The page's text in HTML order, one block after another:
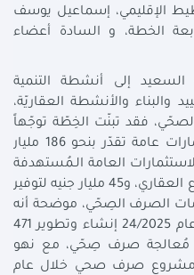
الإقليمي، إسماعيل يوسف
الخطة، و السادة أعضاء
إلى أنشطة التنمية
والبناء والأنشطة العقاريّة،
فقد تبنّت الخِطّة توجّهاً
طموحاً للتوسّع العُمراني، باستثمارات عامة تقدّر بنحو 186 مليار
من جُملة الاستثمارات العامة الـمُستهدفة
بالخِطّة، منها 50 مليار جنيه للقطاع العقاري، و45 مليار جنيه لتوفير
جنيه لخدمات الصرف الصِحّي، موضحة أنه
في هذا السياق، تستهدف خِطّة عام 24/2025 إنشاء وتطوير 471
شُرب، و248 محطّة مُعالجة صرف صِحّي، مع نهو
لعدد 13محطّة مياه، و58 مشروع صرف صحي خلال عام